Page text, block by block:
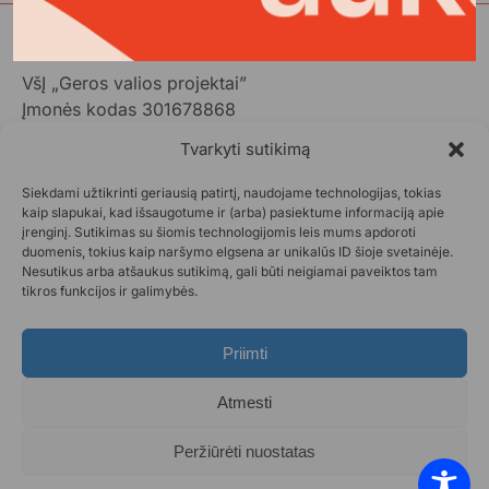
Tvarkyti sutikimą
Siekdami užtikrinti geriausią patirtį, naudojame technologijas, tokias
kaip slapukai, kad išsaugotume ir (arba) pasiektume informaciją apie
įrenginį. Sutikimas su šiomis technologijomis leis mums apdoroti
duomenis, tokius kaip naršymo elgsena ar unikalūs ID šioje svetainėje.
Nesutikus arba atšaukus sutikimą, gali būti neigiamai paveiktos tam
tikros funkcijos ir galimybės.
Priimti
Atmesti
Peržiūrėti nuostatas
VšĮ „Geros valios projektai”
Įmonės kodas 301678868
LT-01103 Vilnius, Lietuva
+370 602 31001,info@aukok.lt
+370 698 24305 (verslo partnerystėms)
Kontaktai
Aukok.lt taisyklės